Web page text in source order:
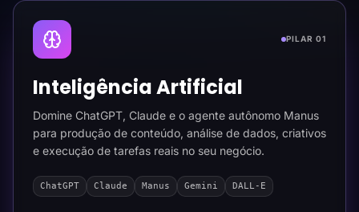
PILAR 01
Inteligência Artificial
Domine ChatGPT, Claude e o agente autônomo Manus
para produção de conteúdo, análise de dados, criativos
e execução de tarefas reais no seu negócio.
ChatGPT Claude Manus Gemini DALL-E